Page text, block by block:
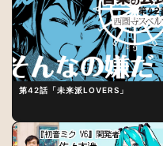
第42話「未来派LOVERS」